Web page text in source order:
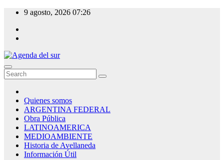
Skip
content
9 agosto, 2026 07:26
Agenda del sur
Quienes somos
ARGENTINA FEDERAL
Obra Pública
LATINOAMERICA
MEDIOAMBIENTE
Historia de Avellaneda
Información Útil